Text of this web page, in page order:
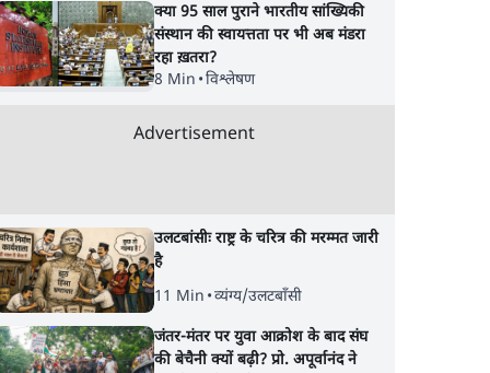
Satya Hindi News
बुलेटिन । 8 अगस्त, सुबह 11
बजे की ख़बरें
क्या 95 साल पुराने भारतीय सांख्यिकी
संस्थान की स्वायत्तता पर भी अब मंडरा
रहा ख़तरा?
8 Min •विश्लेषण
Advertisement
उलटबांसीः राष्ट्र के चरित्र की मरम्मत जारी
है
11 Min •व्यंग्य/उलटबाँसी
जंतर-मंतर पर युवा आक्रोश के बाद संघ
की बेचैनी क्यों बढ़ी? प्रो. अपूर्वानंद ने